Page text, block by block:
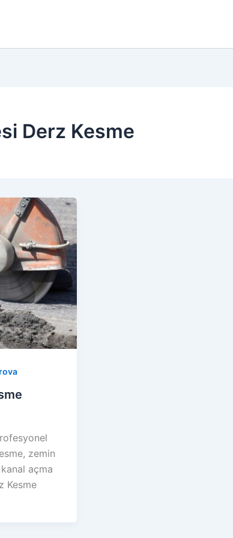
Derz Kesme
zemin
açma
Kesme